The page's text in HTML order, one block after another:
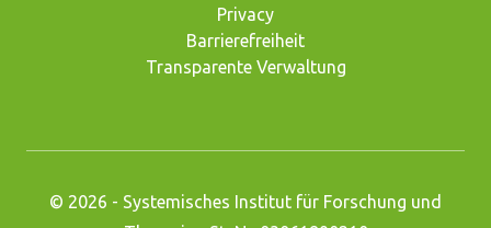
Privacy
Barrierefreiheit
Transparente Verwaltung
© 2026 - Systemisches Institut für Forschung und